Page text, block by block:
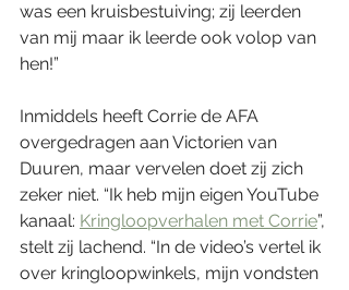
was een kruisbestuiving; zij leerden
van mij maar ik leerde ook volop van
hen!”
Inmiddels heeft Corrie de AFA
overgedragen aan Victorien van
Duuren, maar vervelen doet zij zich
zeker niet. “Ik heb mijn eigen YouTube
kanaal: Kringloopverhalen met Corrie”,
stelt zij lachend. “In de video’s vertel ik
over kringloopwinkels, mijn vondsten